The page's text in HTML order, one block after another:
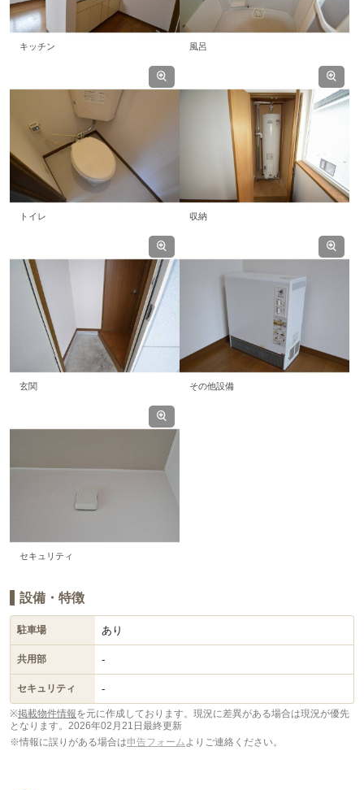
キッチン 風呂
トイレ 収納
玄関 その他設備
セキュリティ
設備・特徴
駐車場 あり
共用部 -
セキュリティ -
※掲載物件情報を元に作成しております。現況に差異がある場合は現況が優先
となります。 2026年02月21日最終更新
※情報に誤りがある場合は申告フォーム よりご連絡ください。